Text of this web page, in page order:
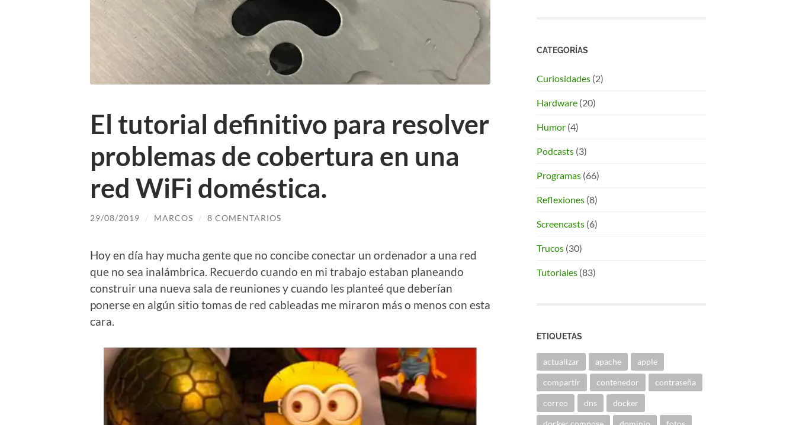
El tutorial definitivo para resolver
problemas de cobertura en una
red WiFi doméstica.
29/08/2019 / MARCOS / 8 COMENTARIOS
Hoy en día hay mucha gente que no concibe conectar un ordenador a una red
que no sea inalámbrica. Recuerdo cuando en mi trabajo estaban planeando
construir una nueva sala de reuniones y cuando les planteé que deberían
ponerse en algún sitio tomas de red cableadas me miraron más o menos con esta
cara.
CATEGORÍAS
Curiosidades (2)
Hardware (20)
Humor (4)
Podcasts (3)
Programas (66)
Reflexiones (8)
Screencasts (6)
Trucos (30)
Tutoriales (83)
ETIQUETAS
actualizar apache apple
compartir contenedor contraseña
correo dns docker